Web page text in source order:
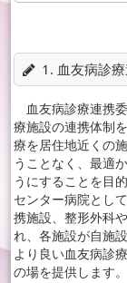
1. 血友病診
血友病診療連携
療施設の連携体制
療を居住地近くの
うことなく、最適
うにすることを目
センター病院とし
携施設、整形外科
れ、各施設が自施
より良い血友病診
の場を提供します。